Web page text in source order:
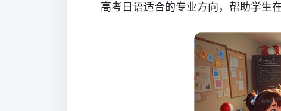
高考日语适合的专业方向，帮助学生